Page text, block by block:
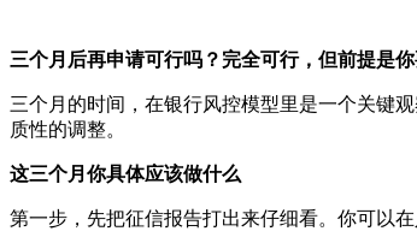
三个月后再申请可行吗？ 完全可行，但前提是
三个月的时间，在银行风控模型里是一个关键
质性的调整。
这三个月你具体应该做什么
第一步，先把征信报告打出来仔细看。你可以